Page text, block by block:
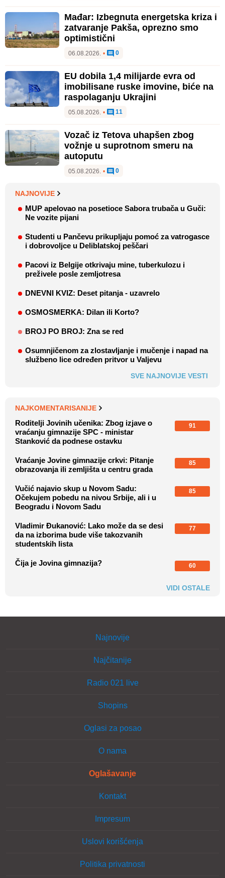
Mađar: Izbegnuta energetska kriza i
zatvaranje Pakša, oprezno smo
optimistični
06.08.2026. • 0
EU dobila 1,4 milijarde evra od
imobilisane ruske imovine, biće na
raspolaganju Ukrajini
05.08.2026. • 11
Vozač iz Tetova uhapšen zbog
vožnje u suprotnom smeru na
autoputu
05.08.2026. • 0
NAJNOVIJE
MUP apelovao na posetioce Sabora trubača u Guči:
Ne vozite pijani
Studenti u Pančevu prikupljaju pomoć za vatrogasce
i dobrovoljce u Deliblatskoj peščari
Pacovi iz Belgije otkrivaju mine, tuberkulozu i
preživele posle zemljotresa
DNEVNI KVIZ: Deset pitanja - uzavrelo
OSMOSMERKA: Dilan ili Korto?
BROJ PO BROJ: Zna se red
Osumnjičenom za zlostavljanje i mučenje i napad na
službeno lice određen pritvor u Valjevu
SVE NAJNOVIJE VESTI
NAJKOMENTARISANIJE
Roditelji Jovinih učenika: Zbog izjave o
vraćanju gimnazije SPC - ministar
Stanković da podnese ostavku
91
Vraćanje Jovine gimnazije crkvi: Pitanje
obrazovanja ili zemljišta u centru grada
85
Vučić najavio skup u Novom Sadu:
Očekujem pobedu na nivou Srbije, ali i u
Beogradu i Novom Sadu
85
Vladimir Đukanović: Lako može da se desi
da na izborima bude više takozvanih
studentskih lista
77
Čija je Jovina gimnazija? 60
VIDI OSTALE
Najnovije
Najčitanije
Radio 021 live
Shopins
Oglasi za posao
O nama
Oglašavanje
Kontakt
Impresum
Uslovi korišćenja
Politika privatnosti